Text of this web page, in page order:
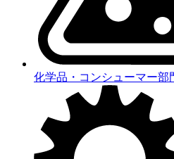
化学品・コンシューマー部